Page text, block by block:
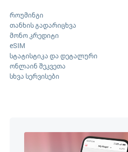
როუმინგი
თანხის გადარიცხვა
მონო კრედიტი
eSIM
სტატისტიკა და დეტალური
ონლაინ შეკვეთა
სხვა სერვისები